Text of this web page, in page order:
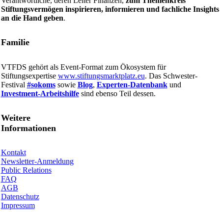
Stiftungsvermögen inspirieren, informieren und fachliche Insights
an die Hand geben.
Familie
VTFDS gehört als Event-Format zum Ökosystem für
Stiftungsexpertise www.stiftungsmarktplatz.eu. Das Schwester-
Festival #sokomssowie Blog, Experten-Datenbankund
Investment-Arbeitshilfesind ebenso Teil dessen.
Weitere
Informationen
Kontakt
Newsletter-Anmeldung
Public Relations
FAQ
AGB
Datenschutz
Impressum